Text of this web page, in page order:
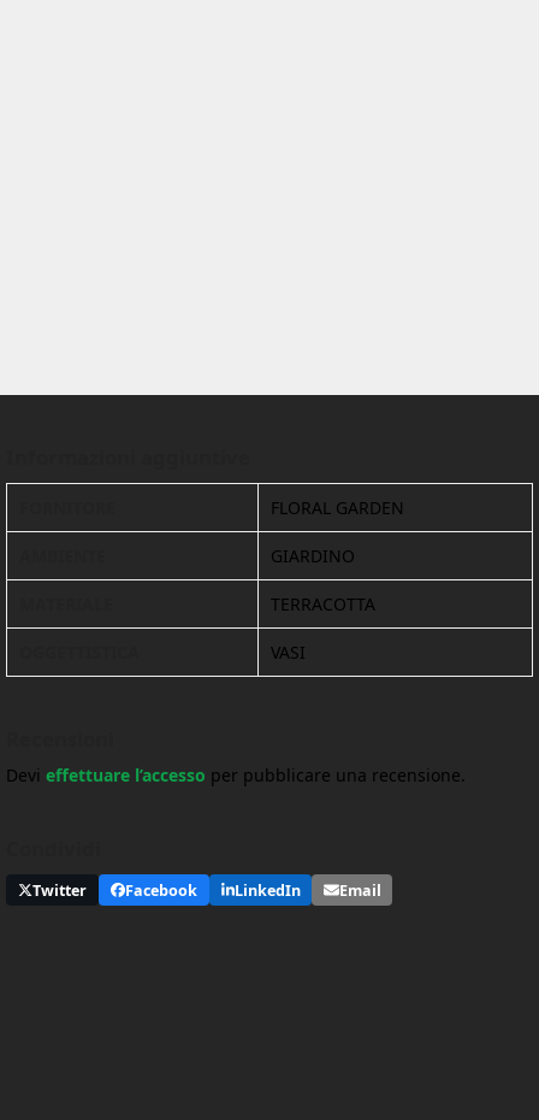
FLORAL GARDEN
GIARDINO
TERRACOTTA
VASI
Devi effettuare l’accesso per pubblicare una recensione.
Twitter Facebook LinkedIn Email